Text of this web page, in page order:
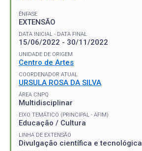
ÊNFASE
EXTENSÃO
DATA INICIAL - DATA FINAL
15/06/2022 - 30/11/2022
UNIDADE DE ORIGEM
Centro de Artes
COORDENADOR ATUAL
URSULA ROSA DA SILVA
ÁREA CNPQ
Multidisciplinar
EIXO TEMÁTICO (PRINCIPAL - AFIM)
Educação / Cultura
LINHA DE EXTENSÃO
Divulgação científica e tecnológica